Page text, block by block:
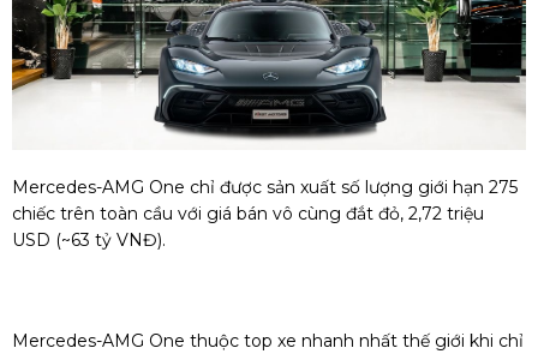
Mercedes-AMG One chỉ được sản xuất số lượng giới hạn 275
chiếc trên toàn cầu với giá bán vô cùng đắt đỏ, 2,72 triệu
USD (~63 tỷ VNĐ).
Mercedes-AMG One thuộc top xe nhanh nhất thế giới khi chỉ